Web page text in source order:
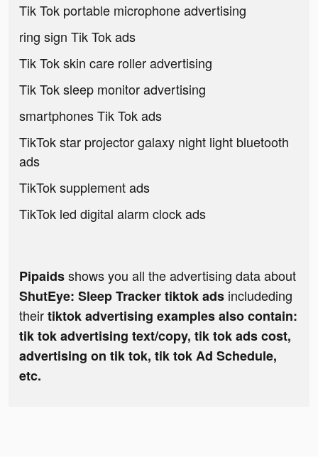
Tik Tok portable microphone advertising
ring sign Tik Tok ads
Tik Tok skin care roller advertising
Tik Tok sleep monitor advertising
smartphones Tik Tok ads
TikTok star projector galaxy night light bluetooth
ads
TikTok supplement ads
TikTok led digital alarm clock ads
Pipaidsshows you all the advertising data about
ShutEye: Sleep Tracker tiktok ads includeding
theirtiktok advertising examples also contain:
tik tok advertising text/copy, tik tok ads cost,
advertising on tik tok, tik tok Ad Schedule,
etc.